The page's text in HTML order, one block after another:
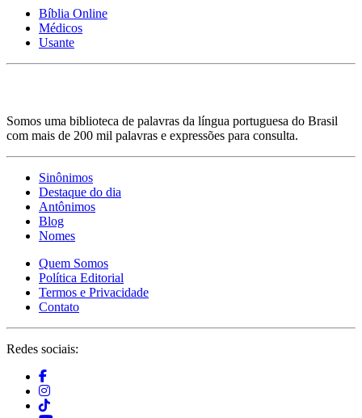
Bíblia Online
Médicos
Usante
Somos uma biblioteca de palavras da língua portuguesa do Brasil
com mais de 200 mil palavras e expressões para consulta.
Sinônimos
Destaque do dia
Antônimos
Blog
Nomes
Quem Somos
Política Editorial
Termos e Privacidade
Contato
Redes sociais: